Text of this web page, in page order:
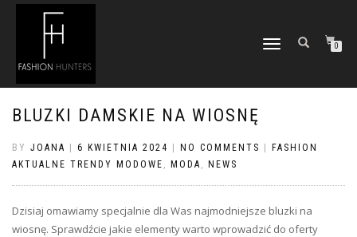
TOGGLE
0
BLUZKI DAMSKIE NA WIOSNĘ
BY JOANA 6 KWIETNIA 2024 NO COMMENTS
FASHION
AKTUALNE TRENDY MODOWE , MODA , NEWS
Dzisiaj omawiamy specjalnie dla Was najmodniejsze bluzki na
wiosnę. Sprawdźcie jakie elementy warto wprowadzić do oferty